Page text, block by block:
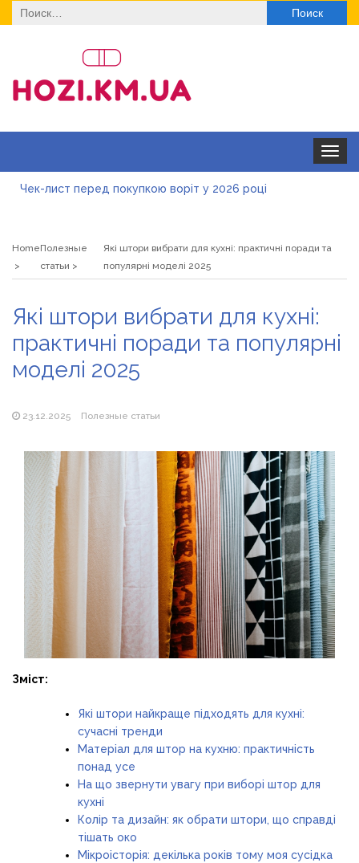
Найти:
Toggle
Чек-лист перед покупкою воріт у 2026 році
типові помилки, відмова та як її уникнути
варіант
Натуральна косметика Хіларі для захисту шкіри від
сонця
Магазин паяльников: рейтинг лучших магазинов Украины
HomeПолезные
статьи
Які штори вибрати для кухні: практичні поради та
популярні моделі 2025
Які штори вибрати для кухні:
практичні поради та популярні
моделі 2025
23.12.2025 Полезные статьи
Зміст:
Які штори найкраще підходять для кухні:
сучасні тренди
Матеріал для штор на кухню: практичність
понад усе
На що звернути увагу при виборі штор для
кухні
Колір та дизайн: як обрати штори, що справді
тішать око
Мікроісторія: декілька років тому моя сусідка